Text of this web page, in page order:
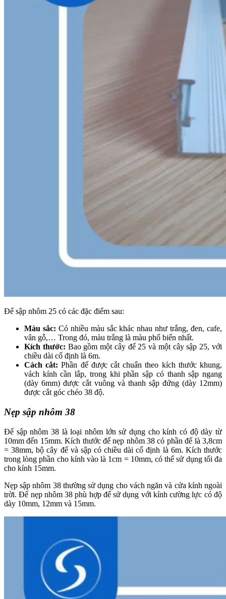
Đế sập nhôm 25 có các đặc điểm sau:
Màu sắc: Có nhiều màu sắc khác nhau như trắng, đen, cafe,
vân gỗ,… Trong đó, màu trắng là màu phổ biến nhất.
Kích thước: Bao gồm một cây đế 25 và một cây sập 25, với
chiều dài cố định là 6m.
Cách cắt: Phần đế được cắt chuẩn theo kích thước khung,
vách kính cần lắp, trong khi phần sập có thanh sập ngang
(dày 6mm) được cắt vuông và thanh sập đứng (dày 12mm)
được cắt góc chéo 38 độ.
Nẹp sập nhôm 38
Đế sập nhôm 38 là loại nhôm lớn sử dụng cho kính có độ dày từ
10mm đến 15mm. Kích thước đế nẹp nhôm 38 có phần đế là 3,8cm
= 38mm, bộ cây đế và sập có chiều dài cố định là 6m. Kích thước
trong lòng phần cho kính vào là 1cm = 10mm, có thể sử dụng tối đa
cho kính 15mm.
Nẹp sập nhôm 38 thường sử dụng cho vách ngăn và cửa kính ngoài
trời. Đế nẹp nhôm 38 phù hợp để sử dụng với kính cường lực có độ
dày 10mm, 12mm và 15mm.